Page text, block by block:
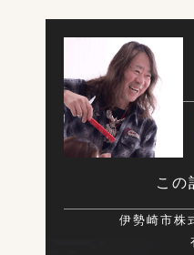
この
伊勢崎市株